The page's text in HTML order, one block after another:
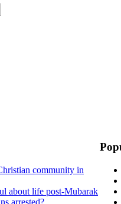
community in
about life post-Mubarak